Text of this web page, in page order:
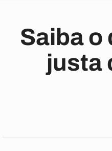
Saiba o
justa